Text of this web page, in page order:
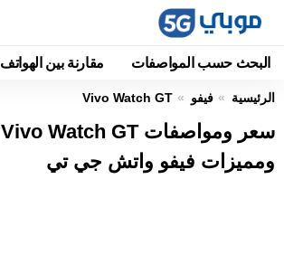
البحث حسب المواصفات مقارنة بين الهواتف
الرئيسية فيفو Vivo Watch GT
ومميزات فيفو واتش جي تي